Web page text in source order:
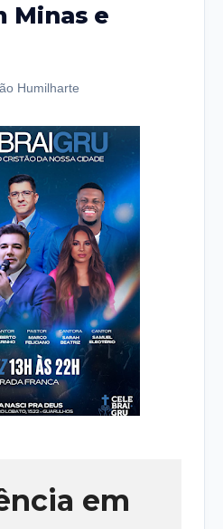
Minas e
Humilharte
em